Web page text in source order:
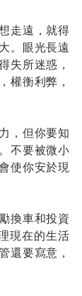
走遠，就得
。眼光長遠
失所迷惑，
權衡利弊，
，但你要知
不要被微小
使你安於現
換車和投資
現在的生活
還要寫意，